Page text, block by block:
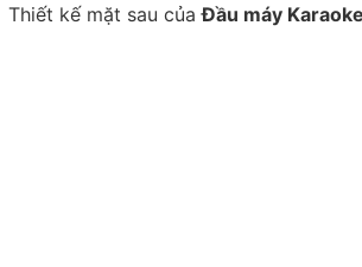
Thiết kế mặt sau củaĐầu máy